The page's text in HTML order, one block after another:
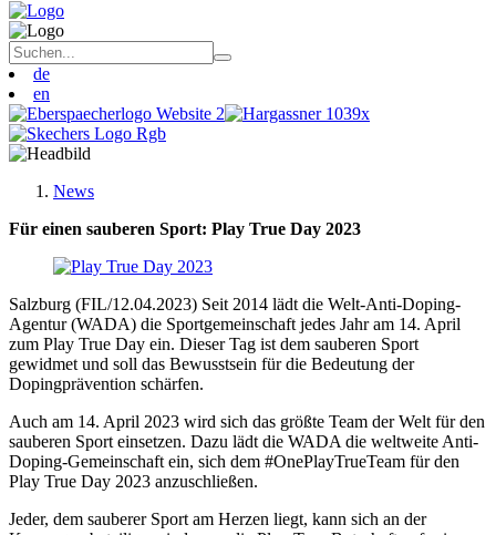
de
en
News
Für einen sauberen Sport: Play True Day 2023
Salzburg (FIL/12.04.2023) Seit 2014 lädt die Welt-Anti-Doping-
Agentur (WADA) die Sportgemeinschaft jedes Jahr am 14. April
zum Play True Day ein. Dieser Tag ist dem sauberen Sport
gewidmet und soll das Bewusstsein für die Bedeutung der
Dopingprävention schärfen.
Auch am 14. April 2023 wird sich das größte Team der Welt für den
sauberen Sport einsetzen. Dazu lädt die WADA die weltweite Anti-
Doping-Gemeinschaft ein, sich dem #OnePlayTrueTeam für den
Play True Day 2023 anzuschließen.
Jeder, dem sauberer Sport am Herzen liegt, kann sich an der